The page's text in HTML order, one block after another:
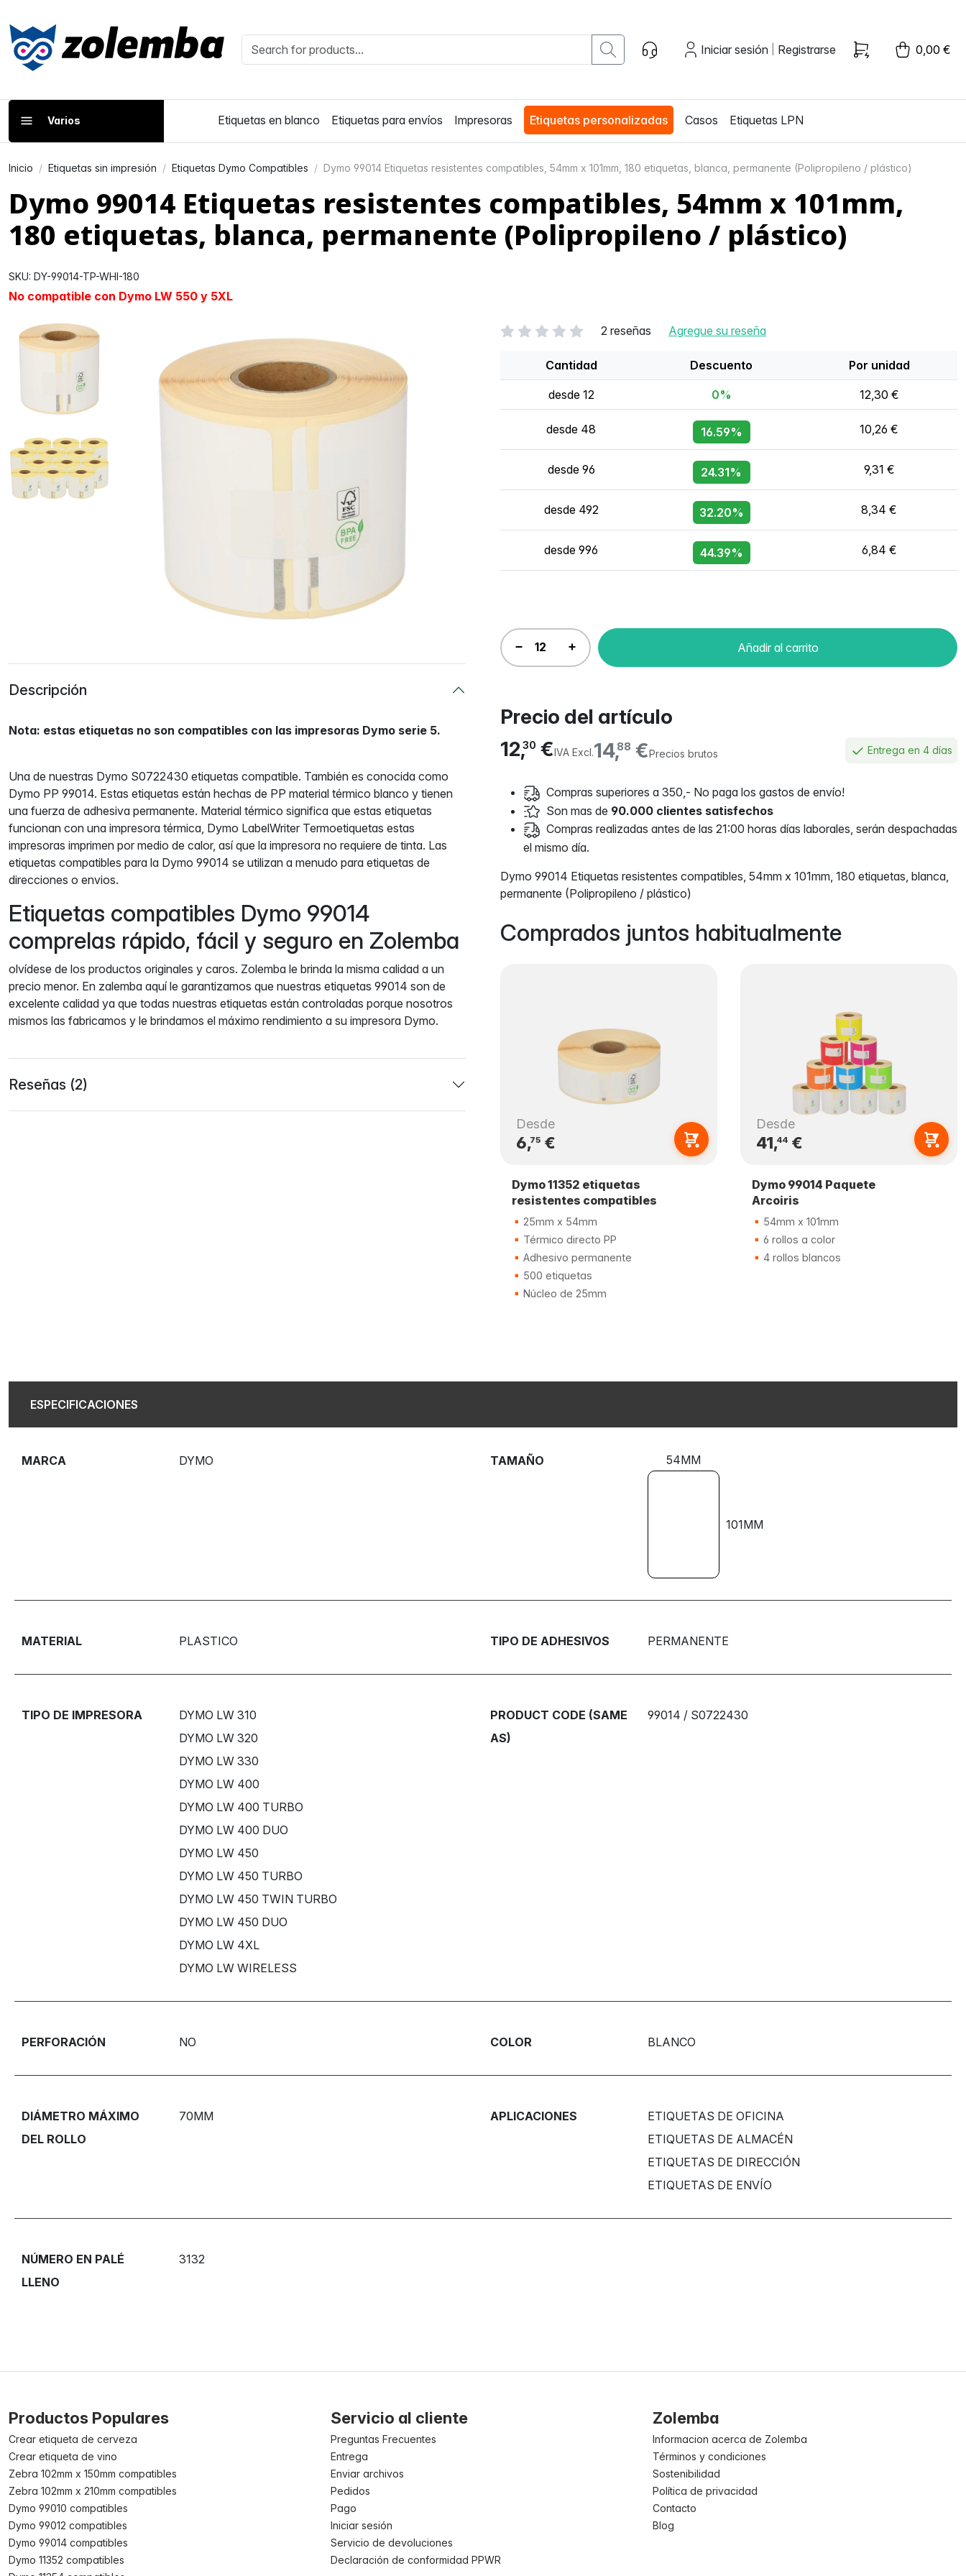
Iniciar sesión Registrarse 0,00 €
Varios Etiquetas en blanco Etiquetas para envíos Impresoras Etiquetas personalizadas Casos Etiquetas LPN
Inicio Etiquetas sin impresión Etiquetas Dymo Compatibles Dymo 99014 Etiquetas resistentes compatibles, 54mm x 101mm, 180 etiquetas, blanca, permanente (Polipropileno / plástico)
Dymo 99014 Etiquetas resistentes compatibles, 54mm x 101mm,
180 etiquetas, blanca, permanente (Polipropileno / plástico)
SKU: DY-99014-TP-WHI-180
No compatible con Dymo LW 550 y 5XL
2 reseñas Agregue su reseña
Cantidad Descuento Por unidad
desde 12 0% 12,30 €
desde 48 16.59% 10,26 €
desde 96 24.31% 9,31 €
desde 492 32.20% 8,34 €
desde 996 44.39% 6,84 €
Añadir al carrito
Precio del artículo
14,88 €Precios brutos
12,30 €IVA Excl. Entrega en 4 días
Compras superiores a 350,- No paga los gastos de envío!
Son mas de 90.000 clientes satisfechos
Compras realizadas antes de las 21:00 horas días laborales, serán despachadas
el mismo día.
Dymo 99014 Etiquetas resistentes compatibles, 54mm x 101mm, 180 etiquetas, blanca,
permanente (Polipropileno / plástico)
Comprados juntos habitualmente
Desde
6,75€
Dymo 11352 etiquetas
resistentes compatibles
25mm x 54mm
Térmico directo PP
Adhesivo permanente
500 etiquetas
Núcleo de 25mm
Desde
41,44€
Dymo 99014 Paquete
Arcoiris
54mm x 101mm
6 rollos a color
4 rollos blancos
Descripción
Nota: estas etiquetas no son compatibles con las impresoras Dymo serie 5.
Una de nuestras Dymo S0722430 etiquetas compatible. También es conocida como
Dymo PP 99014. Estas etiquetas están hechas de PP material térmico blanco y tienen
una fuerza de adhesiva permanente. Material térmico significa que estas etiquetas
funcionan con una impresora térmica, Dymo LabelWriter Termoetiquetas estas
impresoras imprimen por medio de calor, así que la impresora no requiere de tinta. Las
etiquetas compatibles para la Dymo 99014 se utilizan a menudo para etiquetas de
direcciones o envios.
Etiquetas compatibles Dymo 99014
comprelas rápido, fácil y seguro en Zolemba
olvídese de los productos originales y caros. Zolemba le brinda la misma calidad a un
precio menor. En zalemba aquí le garantizamos que nuestras etiquetas 99014 son de
excelente calidad ya que todas nuestras etiquetas están controladas porque nosotros
mismos las fabricamos y le brindamos el máximo rendimiento a su impresora Dymo.
Reseñas (2)
ESPECIFICACIONES
MARCA DYMO TAMAÑO 54MM
101MM
MATERIAL PLASTICO TIPO DE ADHESIVOS PERMANENTE
TIPO DE IMPRESORA
DYMO LW 310
DYMO LW 320
DYMO LW 330
DYMO LW 400
DYMO LW 400 TURBO
DYMO LW 400 DUO
DYMO LW 450
DYMO LW 450 TURBO
DYMO LW 450 TWIN TURBO
DYMO LW 450 DUO
DYMO LW 4XL
DYMO LW WIRELESS
PRODUCT CODE (SAME
AS)
99014 / S0722430
PERFORACIÓN NO COLOR BLANCO
DIÁMETRO MÁXIMO
DEL ROLLO
70MM APLICACIONES
ETIQUETAS DE OFICINA
ETIQUETAS DE ALMACÉN
ETIQUETAS DE DIRECCIÓN
ETIQUETAS DE ENVÍO
NÚMERO EN PALÉ
LLENO
3132
Productos Populares
Crear etiqueta de cerveza
Crear etiqueta de vino
Zebra 102mm x 150mm compatibles
Zebra 102mm x 210mm compatibles
Dymo 99010 compatibles
Dymo 99012 compatibles
Dymo 99014 compatibles
Dymo 11352 compatibles
Servicio al cliente
Preguntas Frecuentes
Entrega
Enviar archivos
Pedidos
Pago
Iniciar sesión
Servicio de devoluciones
Declaración de conformidad PPWR
Zolemba
Informacion acerca de Zolemba
Términos y condiciones
Sostenibilidad
Política de privacidad
Contacto
Blog